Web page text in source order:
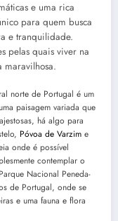
e uma rica
para quem busca
e tranquilidade.
pelas quais viver na
maravilhosa.
norte de Portugal é um
paisagem variada que
há algo para
Póvoa de Varzim e
onde é possível
contemplar o
Nacional Peneda-
de Portugal, onde se
e uma fauna e flora